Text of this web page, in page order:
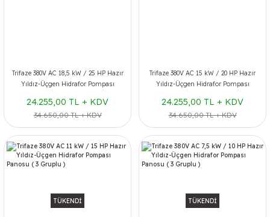
Trifaze 380V AC 18,5 kW / 25 HP Hazır
Yıldız-Üçgen Hidrafor Pompası
24.255,00 TL + KDV
34.650,00 TL + KDV
Trifaze 380V AC 15 kW / 20 HP Hazır
Yıldız-Üçgen Hidrafor Pompası
24.255,00 TL + KDV
34.650,00 TL + KDV
TÜKENDİ TÜKENDİ